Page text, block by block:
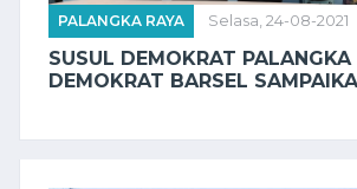
PALANGKA RAYA Selasa, 24-08-2021
SUSUL DEMOKRAT PALANGKA
DEMOKRAT BARSEL